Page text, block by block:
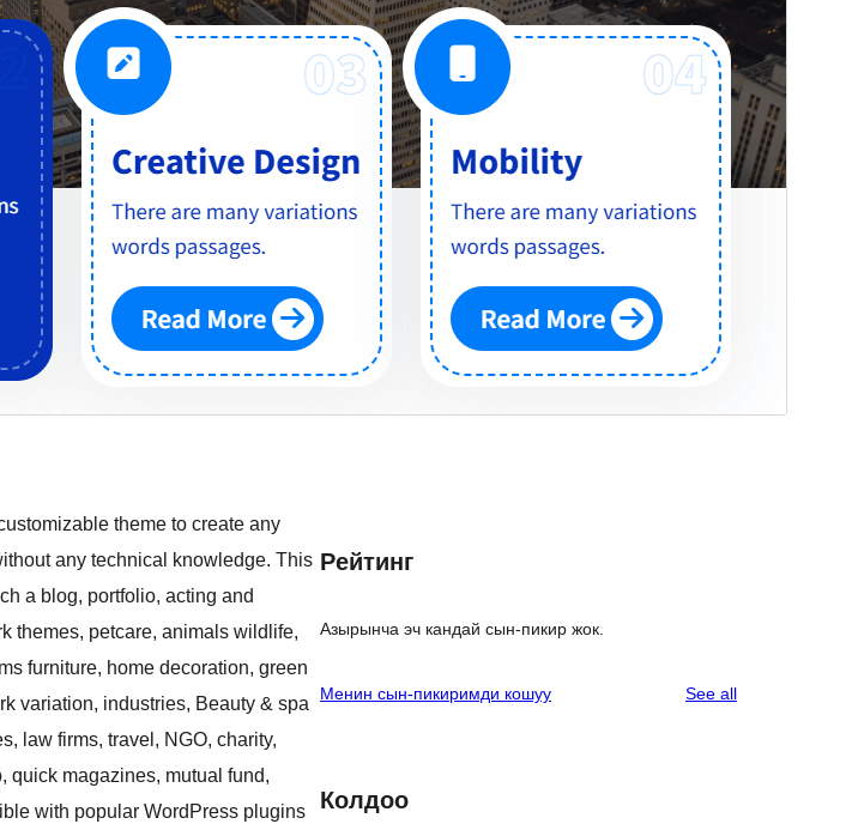
theme to create any
any technical knowledge. This
a blog, portfolio, acting and
themes, petcare, animals wildlife,
furniture, home decoration, green
variation, industries, Beauty & spa
law firms, travel, NGO, charity,
quick magazines, mutual fund,
with popular WordPress plugins
Рейтинг
Азырынча эч кандай сын-пикир жок.
Менин сын-пикиримди кошуу See allreviews
Колдоо